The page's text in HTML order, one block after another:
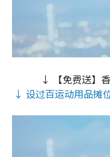
↓ 【免费送】
↓ 设过百运动用品摊